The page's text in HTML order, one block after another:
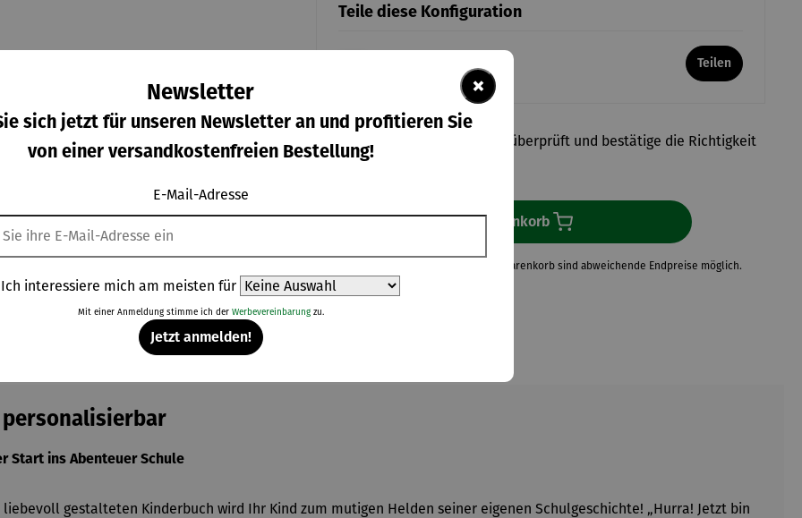
Teile diese Konfiguration
Teilen
Ich habe die Konfiguration überprüft und bestätige die Richtigkeit
meiner Angaben.
In den Warenkorb
**Aufgrund von Neuberechnungen im Warenkorb sind abweichende Endpreise möglich.
personalisierbar
Start ins Abenteuer Schule
gestalteten Kinderbuch wird Ihr Kind zum mutigen Helden seiner eigenen Schulgeschichte! „Hurra! Jetzt bin
×
Newsletter
sich jetzt für unseren Newsletter an und profitieren Sie
von einer versandkostenfreien Bestellung!
E-Mail-Adresse
Ich interessiere mich am meisten für
Mit einer Anmeldung stimme ich der Werbevereinbarungzu.
Jetzt anmelden!